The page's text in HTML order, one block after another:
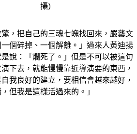
攝）
，把自己的三魂七魄找回來，嚴藝文
個碎掉、一個解離。」過來人黃迪揚
說：「爛死了。」但是不可以被這句
下去，就能慢慢靠近導演要的東西，
我良好的建立，要相信會越來越好，
但我是這樣活過來的。」